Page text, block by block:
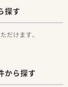
探す
だけます。
から探す